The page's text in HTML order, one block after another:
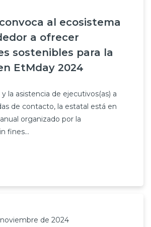
al ecosistema
a ofrecer
sostenibles para la
EtMday 2024
la asistencia de ejecutivos(as) a
de contacto, la estatal está en
organizado por la
fines...
de 2024